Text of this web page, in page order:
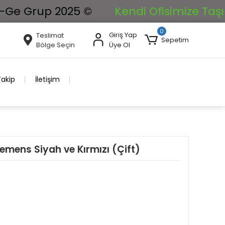
2025 © Kendi Ofisimize
Teslimat
Bölge Seçin
Giriş Yap
Üye Ol
0
Sepetim
İletişim
Siyah ve Kırmızı (Çift)